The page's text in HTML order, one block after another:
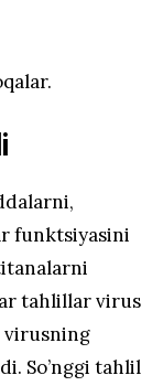
funktsiyasini
tahlillar virus
virusning
So’nggi tahlil